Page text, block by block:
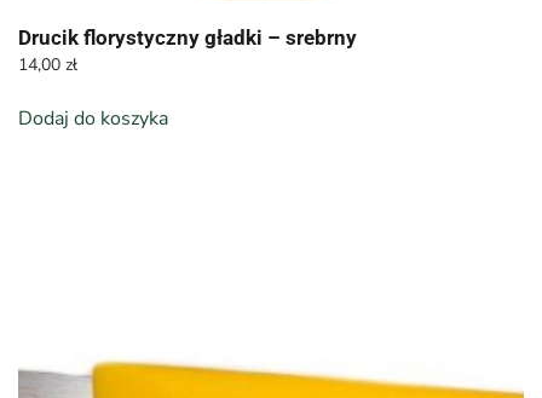
Drucik florystyczny gładki – srebrny
14,00 zł
Dodaj do koszyka